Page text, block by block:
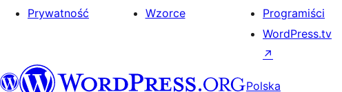
Prywatność
Wzorce
Programiści
WordPress.tv
↗
Polska